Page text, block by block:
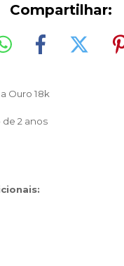
Compartilhar:
Ouro 18k
de 2 anos